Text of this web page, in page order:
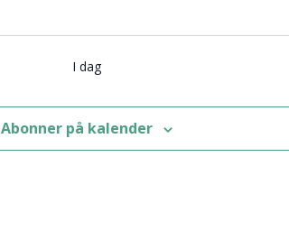
I dag
Abonner på kalender